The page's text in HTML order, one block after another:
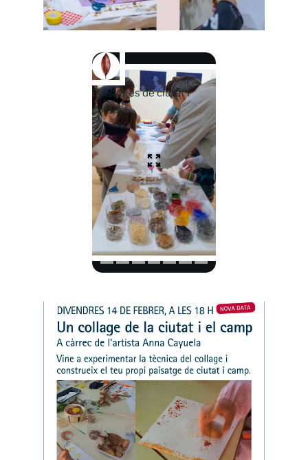
Paisatges de ciutat i
camp